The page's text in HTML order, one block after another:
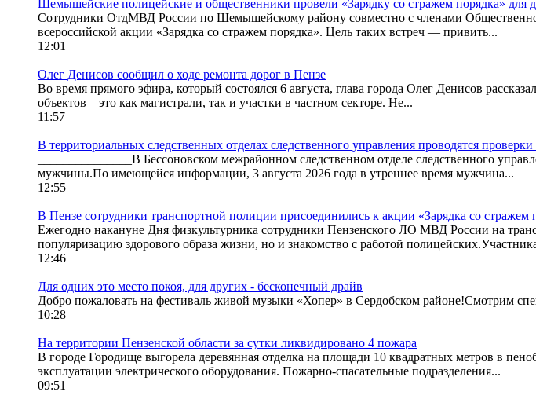
Шемышейские полицейские и общественники провели «Зарядку со стражем порядка» для
Сотрудники ОтдМВД России по Шемышейскому району совместно с членами
всероссийской акции «Зарядка со стражем порядка». Цель таких встреч — привить...
12:01
Олег Денисов сообщил о ходе ремонта дорог в Пензе
Во время прямого эфира, который состоялся 6 августа, глава города Олег Денисов
объектов – это как магистрали, так и участки в частном секторе. Не...
11:57
В территориальных следственных отделах следственного управления проводятся
_______________В Бессоновском межрайонном следственном отделе следственного
мужчины.По имеющейся информации, 3 августа 2026 года в утреннее время мужчина...
12:55
В Пензе сотрудники транспортной полиции присоединились к акции «Зарядка со стражем
Ежегодно накануне Дня физкультурника сотрудники Пензенского ЛО МВД России на
популяризацию здорового образа жизни, но и знакомство с работой
12:46
Для одних это место покоя, для других - бесконечный драйв
Добро пожаловать на фестиваль живой музыки «Хопер» в Сердобском районе!Смотрим
10:28
На территории Пензенской области за сутки ликвидировано 4 пожара
В городе Городище выгорела деревянная отделка на площади 10 квадратных метров в
эксплуатации электрического оборудования. Пожарно-спасательные подразделения...
09:51